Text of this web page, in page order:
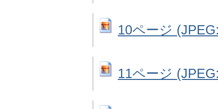
10ページ
11ページ